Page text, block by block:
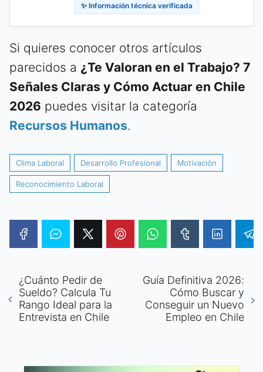
✨ Información técnica verificada
Si quieres conocer otros artículos
parecidos a ¿Te Valoran en el Trabajo? 7
Señales Claras y Cómo Actuar en Chile
2026 puedes visitar la categoría
Recursos Humanos.
Clima Laboral Desarrollo Profesional Motivación
Reconocimiento Laboral
¿Cuánto Pedir de
Sueldo? Calcula Tu
Rango Ideal para la
Entrevista en Chile
Guía Definitiva 2026:
Cómo Buscar y
Conseguir un Nuevo
Empleo en Chile